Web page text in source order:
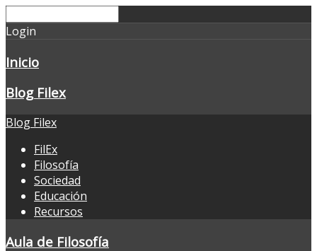
Login
Inicio
Blog Filex
Blog Filex
FilEx
Filosofía
Sociedad
Educación
Recursos
Aula de Filosofía